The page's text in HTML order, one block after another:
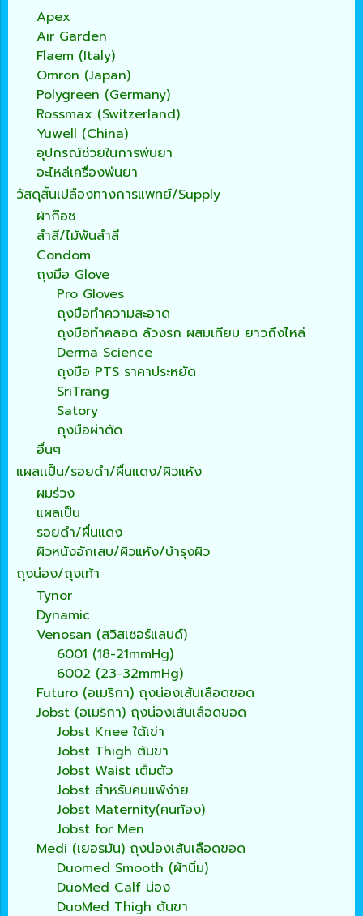
Apex
Air Garden
Flaem (Italy)
Omron (Japan)
Polygreen (Germany)
Rossmax (Switzerland)
Yuwell (China)
อุปกรณ์ช่วยในการพ่นยา
อะไหล่เครื่องพ่นยา
วัสดุสิ้นเปลืองทางการแพทย์/Supply
ผ้าก๊อซ
สำลี/ไม้พันสำลี
Condom
ถุงมือ Glove
Pro Gloves
ถุงมือทำความสะอาด
ถุงมือทำคลอด ล้วงรก ผสมเทียม ยาวถึงไหล่
Derma Science
ถุงมือ PTS ราคาประหยัด
SriTrang
Satory
ถุงมือผ่าตัด
อื่นๆ
แผลเเป็น/รอยดำ/ผื่นแดง/ผิวแห้ง
ผมร่วง
แผลเป็น
รอยดำ/ผื่นแดง
ผิวหนังอักเสบ/ผิวแห้ง/บำรุงผิว
ถุงน่อง/ถุงเท้า
Tynor
Dynamic
Venosan (สวิสเซอร์แลนด์)
6001 (18-21mmHg)
6002 (23-32mmHg)
Futuro (อเมริกา) ถุงน่องเส้นเลือดขอด
Jobst (อเมริกา) ถุงน่องเส้นเลือดขอด
Jobst Knee ใต้เข่า
Jobst Thigh ต้นขา
Jobst Waist เต็มตัว
Jobst สำหรับคนแพ้ง่าย
Jobst Maternity(คนท้อง)
Jobst for Men
Medi (เยอรมัน) ถุงน่องเส้นเลือดขอด
Duomed Smooth (ผ้านิ่ม)
DuoMed Calf น่อง
DuoMed Thigh ต้นขา